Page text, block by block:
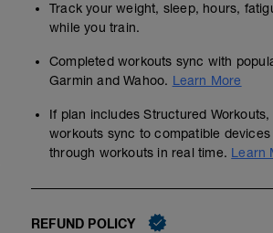
Track your weight, sleep, hours,
while you train.
Completed workouts sync with
Garmin and Wahoo. Learn More
If plan includes Structured
workouts sync to compatible
through workouts in real time. Learn
REFUND POLICY